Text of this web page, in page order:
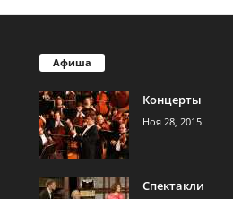
Афиша
Концерты
Ноя 28, 2015
Спектакли